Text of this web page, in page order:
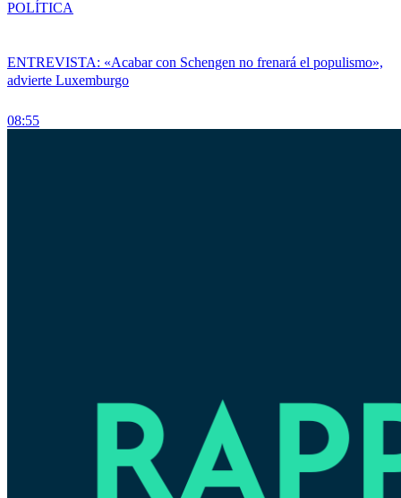
ENTREVISTA: «Acabar con Schengen no frenará el populismo»,
advierte Luxemburgo
08:55
POLÍTICA